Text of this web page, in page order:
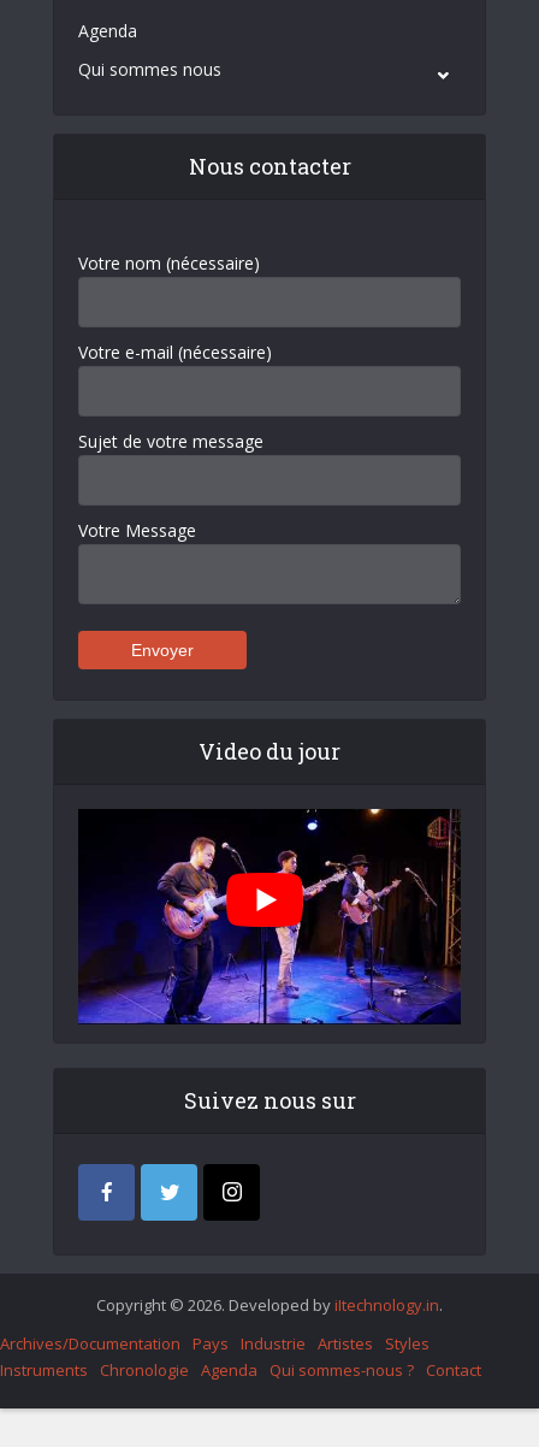
Agenda
Qui sommes nous
Nous contacter
Votre nom (nécessaire)
Votre e-mail (nécessaire)
Sujet de votre message
Votre Message
Video du jour
Suivez nous sur
Copyright © 2026. Developed by iItechnology.in.
Archives/Documentation
Pays Industrie Artistes
Styles
Instruments
Chronologie Agenda Qui sommes-nous ? Contact